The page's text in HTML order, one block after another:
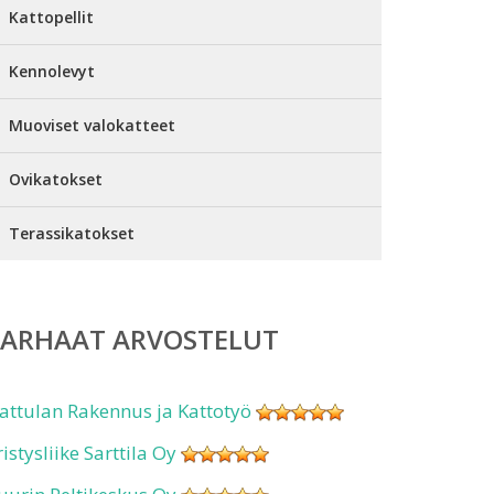
Kattopellit
Kennolevyt
Muoviset valokatteet
Ovikatokset
Terassikatokset
ARVOSTELUT
Rakennus ja Kattotyö
Sarttila Oy